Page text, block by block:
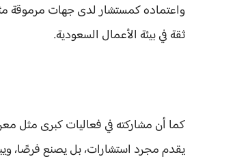
واعتماده كمستشار لدى جهات مرموقة
ثقة في بيئة الأعمال السعودية.
كما أن مشاركته في فعاليات كبرى مثل
يقدم مجرد استشارات، بل يصنع فرصًا،